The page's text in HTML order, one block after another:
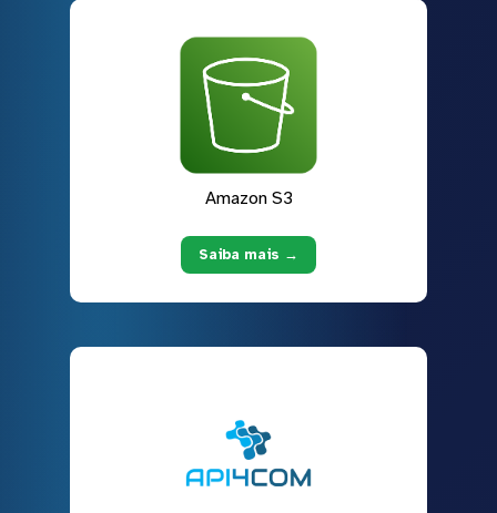
Amazon S3
Saiba mais →